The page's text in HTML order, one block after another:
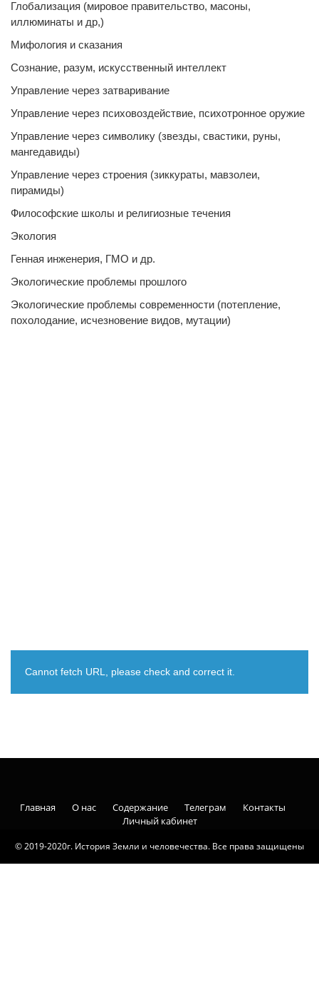
Глобализация (мировое правительство, масоны,
иллюминаты и др,)
Мифология и сказания
Сознание, разум, искусственный интеллект
Управление через затваривание
Управление через психовоздействие, психотронное оружие
Управление через символику (звезды, свастики, руны,
мангедавиды)
Управление через строения (зиккураты, мавзолеи,
пирамиды)
Философские школы и религиозные течения
Экология
Генная инженерия, ГМО и др.
Экологические проблемы прошлого
Экологические проблемы современности (потепление,
похолодание, исчезновение видов, мутации)
Cannot fetch URL, please check and correct it.
© 2019-2020г. История Земли и человечества. Все права защищены
Главная О нас Содержание Телеграм
Контакты
Личный кабинет